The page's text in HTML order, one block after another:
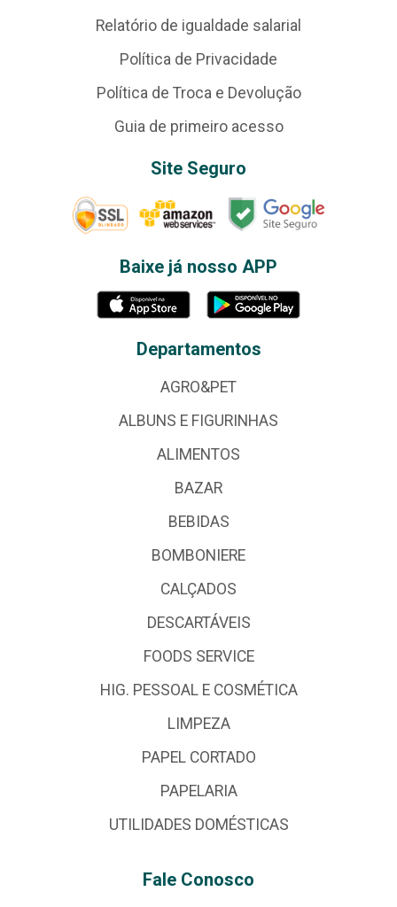
Relatório de igualdade salarial
Política de Privacidade
Política de Troca e Devolução
Guia de primeiro acesso
Site Seguro
Baixe já nosso APP
Departamentos
AGRO&PET
ALBUNS E FIGURINHAS
ALIMENTOS
BAZAR
BEBIDAS
BOMBONIERE
CALÇADOS
DESCARTÁVEIS
FOODS SERVICE
HIG. PESSOAL E COSMÉTICA
LIMPEZA
PAPEL CORTADO
PAPELARIA
UTILIDADES DOMÉSTICAS
Fale Conosco